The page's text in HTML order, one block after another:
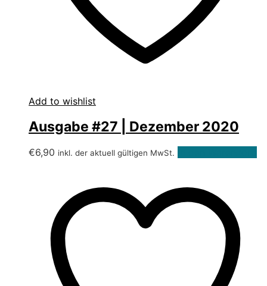
Add to wishlist
Ausgabe #27 | Dezember 2020
€6,90 inkl. der aktuell gültigen MwSt.